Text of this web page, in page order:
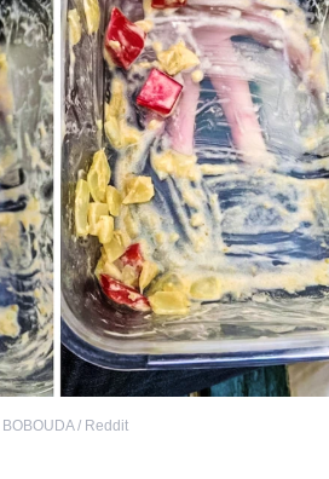
BOBOUDA / Reddit